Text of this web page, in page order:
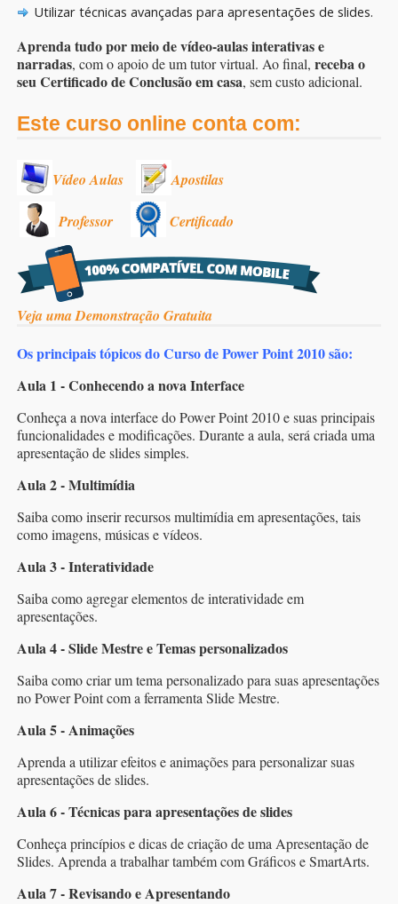
Utilizar técnicas avançadas para apresentações de slides.
Aprenda tudo por meio de vídeo-aulas interativas e
narradas, com o apoio de um tutor virtual. Ao final, receba o
seu Certificado de Conclusão em casa, sem custo adicional.
Este curso online conta com:
Vídeo Aulas Apostilas
Professor Certificado
Veja uma Demonstração Gratuita
Os principais tópicos do Curso de Power Point 2010 são:
Aula 1 - Conhecendo a nova Interface
Conheça a nova interface do Power Point 2010 e suas principais
funcionalidades e modificações. Durante a aula, será criada uma
apresentação de slides simples.
Aula 2 - Multimídia
Saiba como inserir recursos multimídia em apresentações, tais
como imagens, músicas e vídeos.
Aula 3 - Interatividade
Saiba como agregar elementos de interatividade em
apresentações.
Aula 4 - Slide Mestre e Temas personalizados
Saiba como criar um tema personalizado para suas apresentações
no Power Point com a ferramenta Slide Mestre.
Aula 5 - Animações
Aprenda a utilizar efeitos e animações para personalizar suas
apresentações de slides.
Aula 6 - Técnicas para apresentações de slides
Conheça princípios e dicas de criação de uma Apresentação de
Slides. Aprenda a trabalhar também com Gráficos e SmartArts.
Aula 7 - Revisando e Apresentando